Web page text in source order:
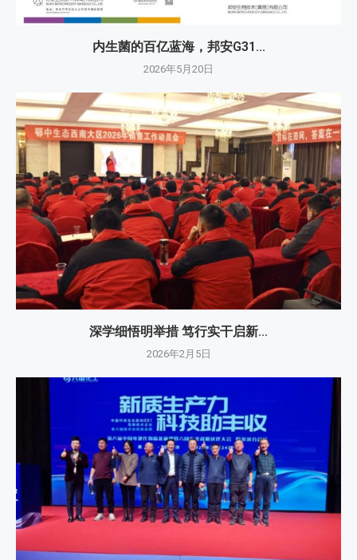
内生菌的百亿蓝海，邦安G31...
2026年5月20日
深学细悟明举措 笃行实干启新...
2026年2月5日